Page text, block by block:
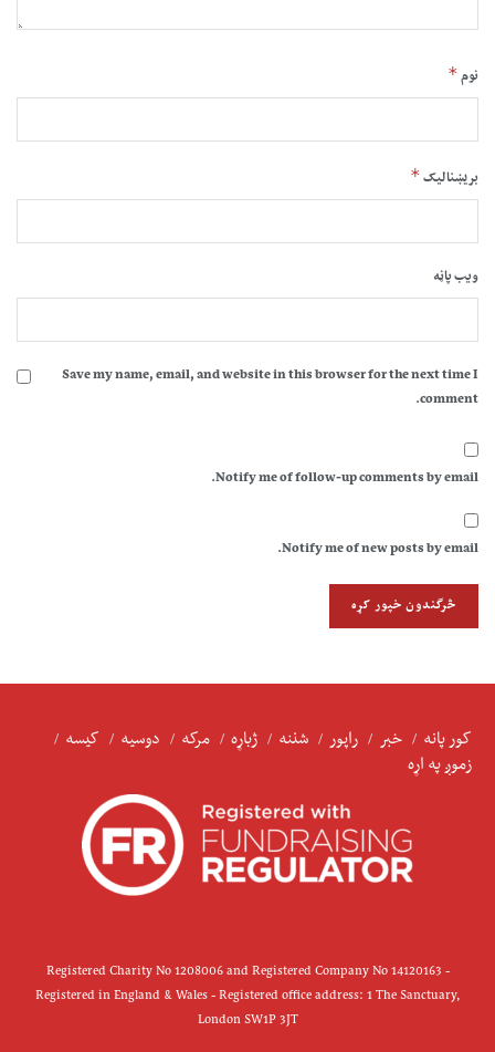
نوم*
بریښنالیک*
ویب پاڼه
Save my name, email, and website in this browser for the next time I
comment.
Notify me of follow-up comments by email.
Notify me of new posts by email.
کور پانه خبر راپور شننه ژباړه مرکه دوسیه
کیسه
زموږ په اړه
Registered Charity No 1208006 and Registered Company No 14120163 -
Registered in England & Wales - Registered office address: 1 The Sanctuary,
London SW1P 3JT